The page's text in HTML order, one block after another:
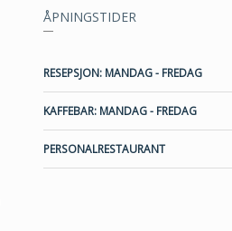
ÅPNINGSTIDER
RESEPSJON: MANDAG - FREDAG
KAFFEBAR: MANDAG - FREDAG
PERSONALRESTAURANT